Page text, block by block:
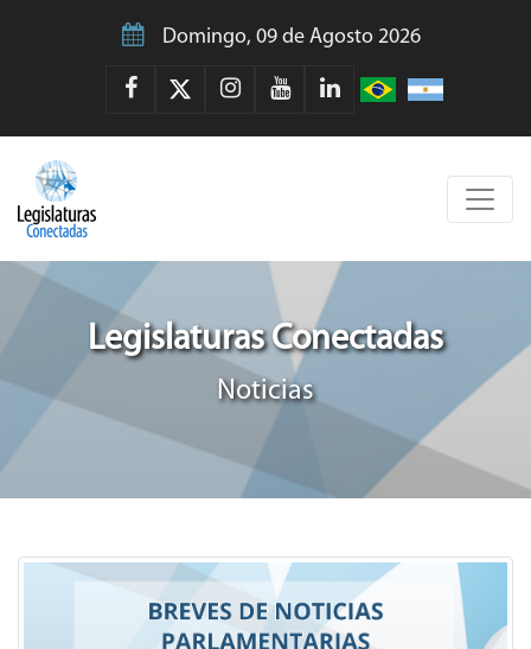
Domingo, 09 de Agosto 2026
Legislaturas Conectadas
Noticias